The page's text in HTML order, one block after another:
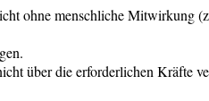
ohne menschliche Mitwirkung
über die erforderlichen Kräfte